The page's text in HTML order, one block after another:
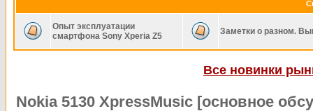
Опыт эксплуатации
смартфона Sony Xperia Z5
Заметки о разном.
Все новинки
Nokia 5130 XpressMusic [основное